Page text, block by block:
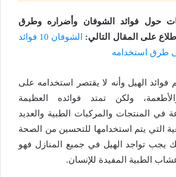
حول فوائد الشوفان وأضراره وطرق
على المقال التالي:
الشوفان 10 فوائد
فوائد الهيل وأنه لا يقتصر استخدامه على
ولكن تمتد فوائده العظيمة
في المنتجات والمركبات الطبية والعديد
التي يتم استخدامها للتحسين من الصحة
يجب تواجد الهيل في جميع المنازل فهو
الطبية المفيدة للإنسان.